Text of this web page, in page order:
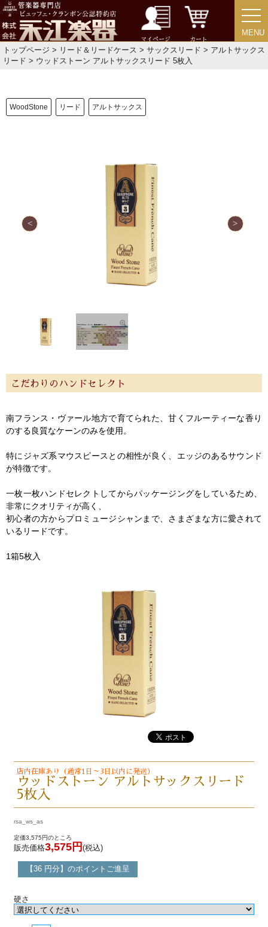
マイページ カート
MENU
MENU
トップページ > リード＆リードケース > サックスリード > アルトサックス
リード > ウッドストーン アルトサックスリード 5枚入
WoodStone リード アルトサックス
こだわりのハンドセレクト
南フランス・ヴァール地方で育てられた、甘くフルーティーな香り
のする良質なケーンのみを使用。
特にジャズ系マウスピースとの相性が良く、エッジのあるサウンド
が特徴です。
一枚一枚ハンドセレクトしてからパッケージングをしているため、
非常にクオリティが高く、
初心者の方からプロミュージシャンまで、さまざまな方に愛されて
いるリードです。
1箱5枚入
店内在庫あり（通常1日～3日以内に発送）
ウッドストーン アルトサックスリード
5枚入
rsa_ws_as
定価3,575円のところ
販売価格3,575円 (税込)
【36 円分】のポイントご進呈
硬さ
選定者のご紹介
ログイン・マイページ
サポート・保証
特定商取引法